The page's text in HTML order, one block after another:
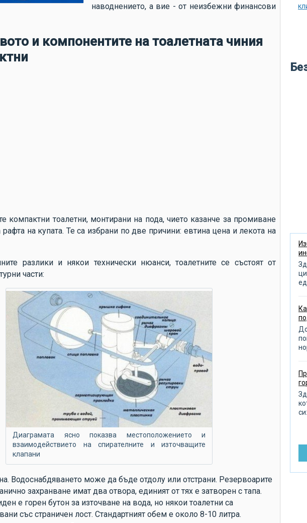
наводнението, а вие - от неизбежни финансови
и компонентите на тоалетната чиния
компактни тоалетни, монтирани на пода, чието казанче за промиване
на купата. Те са избрани по две причини: евтина цена и лекота на
разлики и някои технически нюанси, тоалетните се състоят от
части:
Диаграмата ясно показва местоположението и
взаимодействието на спирателните и източващите
клапани
Водоснабдяването може да бъде отдолу или отстрани. Резервоарите
захранване имат два отвора, единият от тях е затворен с тапа.
е горен бутон за източване на вода, но някои тоалетни са
със страничен лост. Стандартният обем е около 8-10 литра.